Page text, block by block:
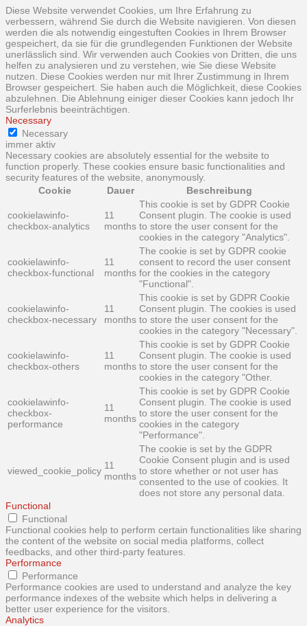
Diese Website verwendet Cookies, um Ihre Erfahrung zu
verbessern, während Sie durch die Website navigieren. Von diesen
werden die als notwendig eingestuften Cookies in Ihrem Browser
gespeichert, da sie für die grundlegenden Funktionen der Website
unerlässlich sind. Wir verwenden auch Cookies von Dritten, die uns
helfen zu analysieren und zu verstehen, wie Sie diese Website
nutzen. Diese Cookies werden nur mit Ihrer Zustimmung in Ihrem
Browser gespeichert. Sie haben auch die Möglichkeit, diese Cookies
abzulehnen. Die Ablehnung einiger dieser Cookies kann jedoch Ihr
Surferlebnis beeinträchtigen.
Necessary
Necessary
immer aktiv
Necessary cookies are absolutely essential for the website to
function properly. These cookies ensure basic functionalities and
security features of the website, anonymously.
Cookie
Dauer Beschreibung
cookielawinfo-
checkbox-analytics
11
months
This cookie is set by GDPR Cookie
Consent plugin. The cookie is used
to store the user consent for the
cookies in the category "Analytics".
cookielawinfo-
checkbox-functional
11
months
The cookie is set by GDPR cookie
consent to record the user consent
for the cookies in the category
"Functional".
cookielawinfo-
checkbox-necessary
11
months
This cookie is set by GDPR Cookie
Consent plugin. The cookies is used
to store the user consent for the
cookies in the category "Necessary".
cookielawinfo-
checkbox-others
11
months
This cookie is set by GDPR Cookie
Consent plugin. The cookie is used
to store the user consent for the
cookies in the category "Other.
cookielawinfo-
checkbox-
performance
11
months
This cookie is set by GDPR Cookie
Consent plugin. The cookie is used
to store the user consent for the
cookies in the category
"Performance".
viewed_cookie_policy 11
months
The cookie is set by the GDPR
Cookie Consent plugin and is used
to store whether or not user has
consented to the use of cookies. It
does not store any personal data.
Functional
Functional
Functional cookies help to perform certain functionalities like sharing
the content of the website on social media platforms, collect
feedbacks, and other third-party features.
Performance
Performance
Performance cookies are used to understand and analyze the key
performance indexes of the website which helps in delivering a
better user experience for the visitors.
Analytics